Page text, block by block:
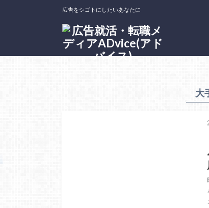
広告をシゴトにしたいあなたに
大